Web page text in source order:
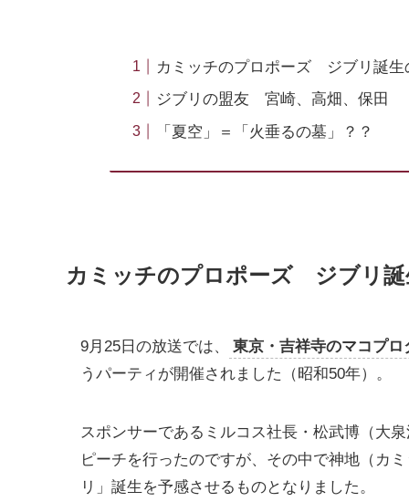
カミッチのプロポーズ ジブリ誕
ジブリの盟友 宮崎、高畑、保田
「夏空」＝「火垂るの墓」？？
カミッチのプロポーズ ジブリ
9月25日の放送では、
東京・吉祥寺のマコプロ
うパーティが開催されました（昭和50年）。
スポンサーであるミルコス社長・松武博（大
ピーチを行ったのですが、その中で神地（カ
リ」誕生を予感させるものとなりました。